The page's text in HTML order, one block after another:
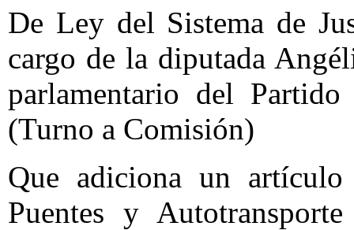
De Ley del Sistema de
cargo de la diputada
parlamentario del
(Turno a Comisión)
Que adiciona un
Puentes y